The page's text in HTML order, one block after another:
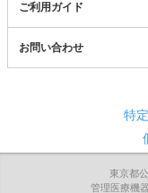
ご利用ガイド
お問い合わせ
特
東京都
管理医療機